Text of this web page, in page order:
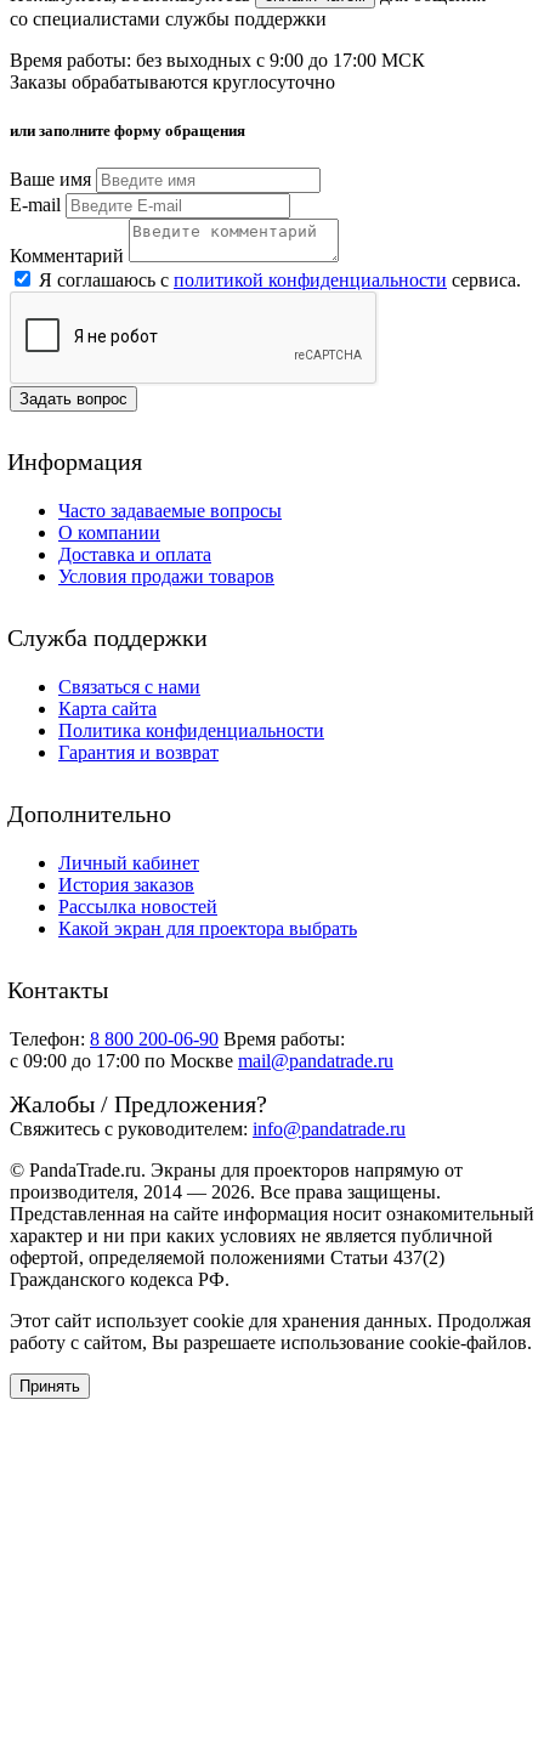
со специалистами службы поддержки
Время работы: без выходных с 9:00 до 17:00 МСК
Заказы обрабатываются круглосуточно
или заполните форму обращения
Ваше имя
E-mail
Комментарий
Я соглашаюсь с политикой конфиденциальности сервиса.
Задать вопрос
Информация
Часто задаваемые вопросы
О компании
Доставка и оплата
Условия продажи товаров
Служба поддержки
Связаться с нами
Карта сайта
Политика конфиденциальности
Гарантия и возврат
Дополнительно
Личный кабинет
История заказов
Рассылка новостей
Какой экран для проектора выбрать
Контакты
Телефон: 8 800 200-06-90 Время работы:
c 09:00 до 17:00 по Москве mail@pandatrade.ru
Жалобы / Предложения?
Свяжитесь с руководителем: info@pandatrade.ru
© PandaTrade.ru. Экраны для проекторов напрямую от
производителя, 2014 — 2026. Все права защищены.
Представленная на сайте информация носит ознакомительный
характер и ни при каких условиях не является публичной
офертой, определяемой положениями Статьи 437(2)
Гражданского кодекса РФ.
Этот сайт использует cookie для хранения данных. Продолжая
работу с сайтом, Вы разрешаете использование cookie-файлов.
Принять